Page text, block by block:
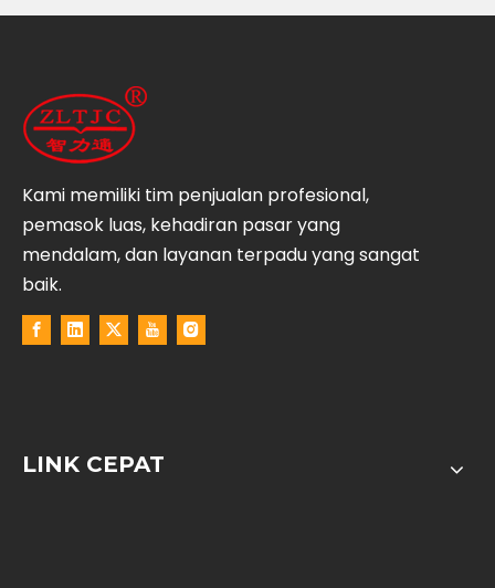
Kami memiliki tim penjualan profesional,
pemasok luas, kehadiran pasar yang
mendalam, dan layanan terpadu yang sangat
baik.
LINK CEPAT